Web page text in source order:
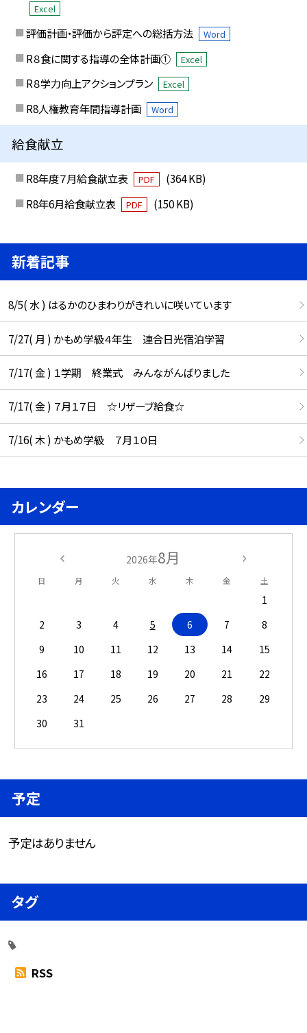
Excel
評価計画・評価から評定への総括方法 Word
R８食に関する指導の全体計画① Excel
R８学力向上アクションプラン Excel
R8人権教育年間指導計画 Word
給食献立
R8年度７月給食献立表 PDF
(364 KB)
R8年6月給食献立表
PDF (150 KB)
新着記事
8/5( 水 ) はるかのひまわりがきれいに咲いています
7/27( 月 ) かもめ学級４年生 連合日光宿泊学習
7/17( 金 ) １学期 終業式 みんながんばりました
7/17( 金 ) ７月１７日 ☆リザーブ給食☆
7/16( 木 ) かもめ学級 ７月１０日
カレンダー
2026年8月
日 月 火 水 木 金 土
1
2
3 4 5 6 7
8
9
10 11 12 13 14
15
16
17 18 19 20 21
22
23
24 25 26 27 28
29
30
31
予定
予定はありません
タグ
RSS